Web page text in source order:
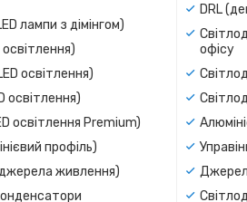
лампи з дімінгом)
освітлення)
освітлення)
освітлення Premium)
профіль)
живлення)
DRL
офісу